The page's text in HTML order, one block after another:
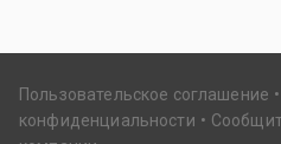
Пользовательское соглашение
конфиденциальности